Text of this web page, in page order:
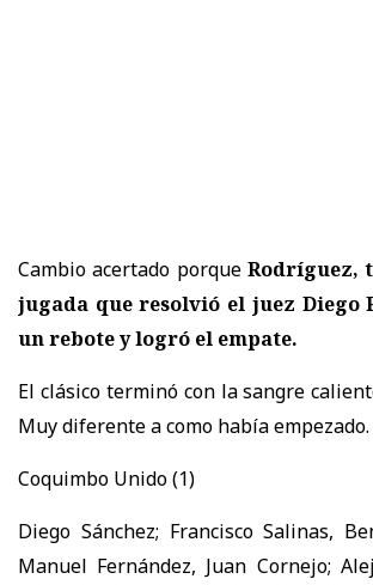
Cambio acertado porque Rodríguez,
jugada que resolvió el juez Diego
un rebote y logró el empate.
El clásico terminó con la sangre
Muy diferente a como había empezado.
Coquimbo Unido (1)
Diego Sánchez; Francisco Salinas,
Manuel Fernández, Juan Cornejo;